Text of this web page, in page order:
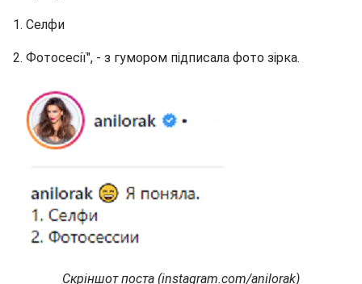
1. Селфи
2. Фотосесії", - з гумором підписала фото зірка.
Скріншот поста (instagram.com/anilorak)